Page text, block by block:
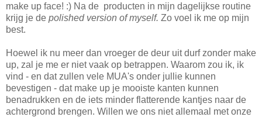
make up face! :) Na de producten in mijn dagelijkse routine
krijg je de polished version of myself. Zo voel ik me op mijn
best.
Hoewel ik nu meer dan vroeger de deur uit durf zonder make
up, zal je me er niet vaak op betrappen. Waarom zou ik, ik
vind - en dat zullen vele MUA's onder jullie kunnen
bevestigen - dat make up je mooiste kanten kunnen
benadrukken en de iets minder flatterende kantjes naar de
achtergrond brengen. Willen we ons niet allemaal met onze